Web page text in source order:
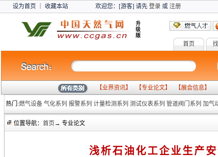
设为首页 收藏本站 欢迎您：[游客] 请先 登录或 注册
首页
【业界资讯】 【专业论文】 【展会信息】
热门:燃气设备 气化系列 报警系列 计量检测系列 测试仪表系列 管道阀门系列 加气
位置导航： 首页 → 专业论文
浅析石油化工企业生产